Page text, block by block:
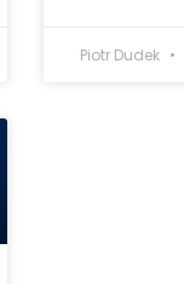
Piotr Dudek